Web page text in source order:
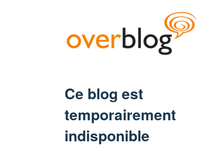
Ce blog est
temporairement
indisponible